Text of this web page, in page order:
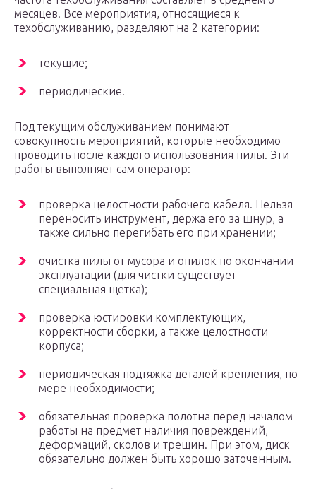
месяцев. Все мероприятия, относящиеся к
техобслуживанию, разделяют на 2 категории:
текущие;
периодические.
Под текущим обслуживанием понимают
совокупность мероприятий, которые необходимо
проводить после каждого использования пилы. Эти
работы выполняет сам оператор:
проверка целостности рабочего кабеля. Нельзя
переносить инструмент, держа его за шнур, а
также сильно перегибать его при хранении;
очистка пилы от мусора и опилок по окончании
эксплуатации (для чистки существует
специальная щетка);
проверка юстировки комплектующих,
корректности сборки, а также целостности
корпуса;
периодическая подтяжка деталей крепления, по
мере необходимости;
обязательная проверка полотна перед началом
работы на предмет наличия повреждений,
деформаций, сколов и трещин. При этом, диск
обязательно должен быть хорошо заточенным.